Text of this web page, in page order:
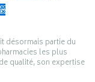
désormais partie du
les plus
qualité, son expertise